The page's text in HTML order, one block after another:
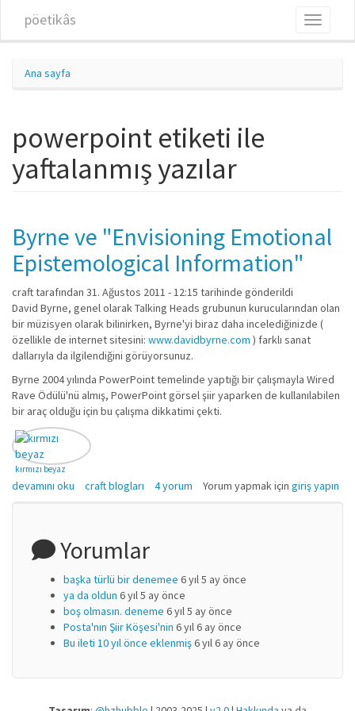
pöetikâs
Toggle
Ana sayfa
powerpoint etiketi ile
yaftalanmış yazılar
Byrne ve "Envisioning Emotional
Epistemological Information"
crafttarafından 31. Ağustos 2011 - 12:15 tarihinde gönderildi
David Byrne, genel olarak Talking Heads grubunun kurucularından olan
bir müzisyen olarak bilinirken, Byrne'yi biraz daha incelediğinizde (
özellikle de internet sitesini: www.davidbyrne.com ) farklı sanat
dallarıyla da ilgilendiğini görüyorsunuz.
Byrne 2004 yılında PowerPoint temelinde yaptığı bir çalışmayla Wired
Rave Ödülü'nü almış, PowerPoint görsel şiir yaparken de kullanılabilen
bir araç olduğu için bu çalışma dikkatimi çekti.
kırmızı beyaz
Byrne ve "Envisioning Emotional Epistemological Information" hakkında
devamını oku craft blogları 4 yorum Yorum yapmak için giriş yapın
Yorumlar
başka türlü bir denemee 6 yıl 5 ay önce
ya da oldun 6 yıl 5 ay önce
boş olmasın. deneme 6 yıl 5 ay önce
Posta'nın Şiir Köşesi'nin 6 yıl 6 ay önce
Bu ileti 10 yıl önce eklenmiş6 yıl 6 ay önce